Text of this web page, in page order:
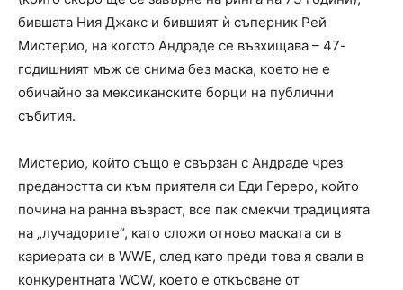
бившата Ния Джакс и бившият ѝ съперник Рей
Мистерио, на когото Андраде се възхищава – 47-
годишният мъж се снима без маска, което не е
обичайно за мексиканските борци на публични
събития.
Мистерио, който също е свързан с Андраде чрез
предаността си към приятеля си Еди Гереро, който
почина на ранна възраст, все пак смекчи традицията
на „лучадорите“, като сложи отново маската си в
кариерата си в WWE, след като преди това я свали в
конкурентната WCW, което е откъсване от